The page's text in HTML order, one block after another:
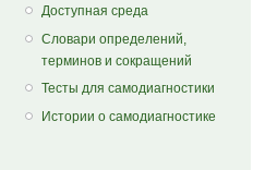
Доступная среда
Словари определений,
терминов и сокращений
Тесты для самодиагностики
Истории о самодиагностике